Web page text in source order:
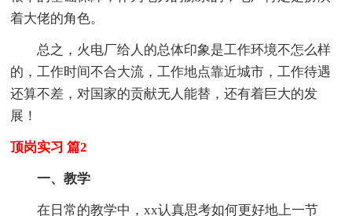
着大佬的角色。
总之，火电厂给人的总体印象是工作环境不怎么样
的，工作时间不合大流，工作地点靠近城市，工作待遇
还算不差，对国家的贡献无人能替，还有着巨大的发
展！
顶岗实习 篇2
一、教学
在日常的教学中，xx认真思考如何更好地上一节